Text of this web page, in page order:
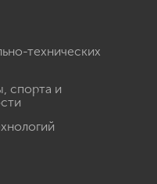
технических
спорта и